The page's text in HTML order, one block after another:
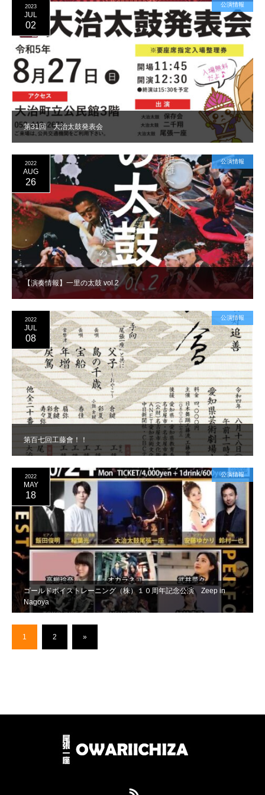
第31回 大治太鼓発表会
2023
JUL
02
公演情報
【演奏情報】一里の太鼓 vol.2
2022
AUG
26
公演情報
第百七回工藤會！！
2022
JUL
08
公演情報
ゴールドボイストレーニング（株）１０周年記念公演 Zeep in
Nagoya
2022
MAY
18
公演情報
1 2 »